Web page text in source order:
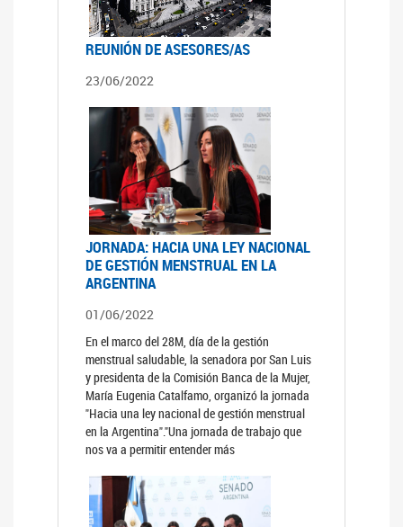
REUNIÓN DE ASESORES/AS
23/06/2022
JORNADA: HACIA UNA LEY NACIONAL
DE GESTIÓN MENSTRUAL EN LA
ARGENTINA
01/06/2022
En el marco del 28M, día de la gestión
menstrual saludable, la senadora por San Luis
y presidenta de la Comisión Banca de la Mujer,
María Eugenia Catalfamo, organizó la jornada
"Hacia una ley nacional de gestión menstrual
en la Argentina"."Una jornada de trabajo que
nos va a permitir entender más